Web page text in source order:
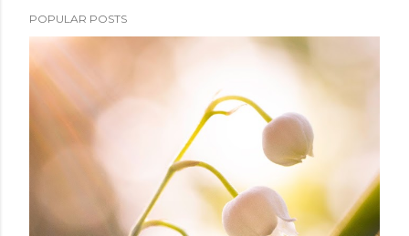
a
C
o
m
POPULAR POSTS